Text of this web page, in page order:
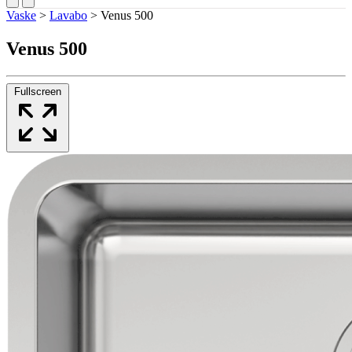
Vaske > Lavabo > Venus 500
Venus 500
Fullscreen